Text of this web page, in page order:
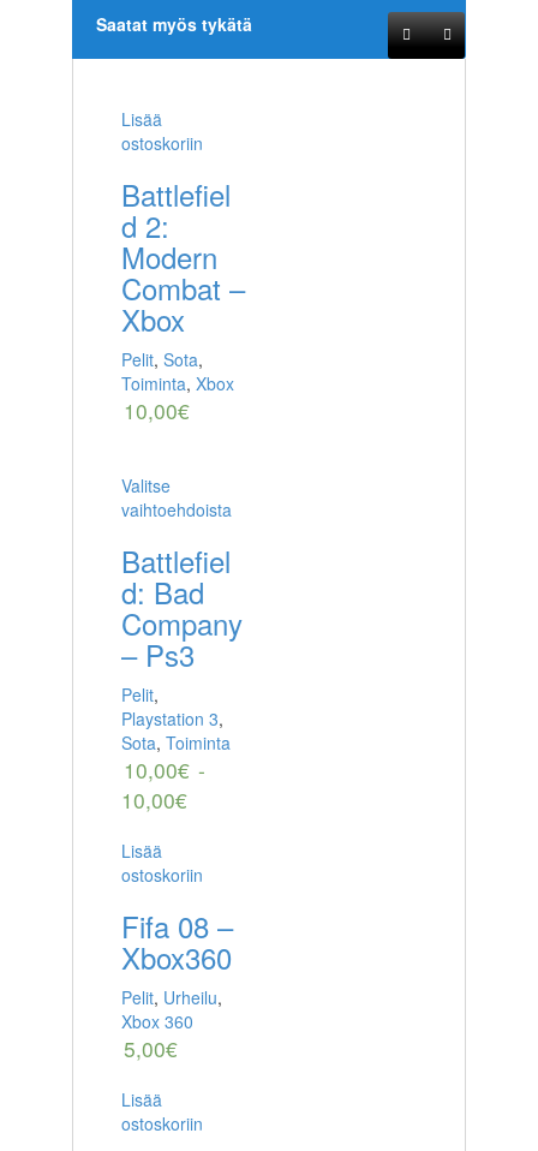
Saatat myös tykätä
Lisää
ostoskoriin
Battlefiel
d 2:
Modern
Combat –
Xbox
Pelit, Sota,
Toiminta, Xbox
10,00€
Valitse
vaihtoehdoista
Battlefiel
d: Bad
Company
– Ps3
Pelit,
Playstation 3,
Sota, Toiminta
10,00€ -
10,00€
Lisää
ostoskoriin
Fifa 08 –
Xbox360
Pelit, Urheilu,
Xbox 360
5,00€
Lisää
ostoskoriin